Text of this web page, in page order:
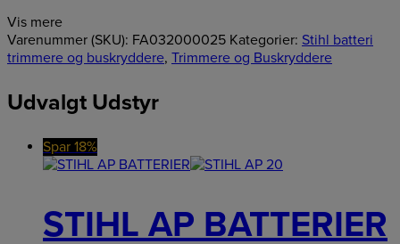
Vis mere
Varenummer (SKU): FA032000025 Kategorier: Stihl batteri
trimmere og buskryddere, Trimmere og Buskryddere
Udvalgt Udstyr
Spar 18%
STIHL AP BATTERIER